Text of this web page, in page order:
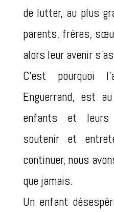
de lutter, au plus
parents, frères,
alors leur avenir
C’est pourquoi
Enguerrand, est
enfants et leurs
soutenir et
continuer, nous
que jamais.
Un enfant